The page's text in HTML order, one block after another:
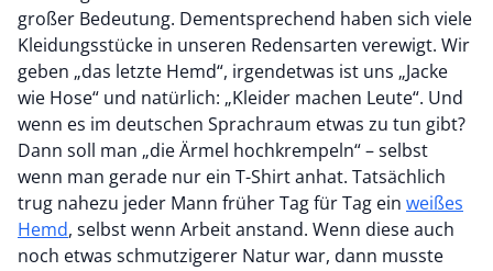
großer Bedeutung. Dementsprechend haben sich viele
Kleidungsstücke in unseren Redensarten verewigt. Wir
geben „das letzte Hemd“, irgendetwas ist uns „Jacke
wie Hose“ und natürlich: „Kleider machen Leute“. Und
wenn es im deutschen Sprachraum etwas zu tun gibt?
Dann soll man „die Ärmel hochkrempeln“ – selbst
wenn man gerade nur ein T-Shirt anhat. Tatsächlich
trug nahezu jeder Mann früher Tag für Tag ein weißes
Hemd, selbst wenn Arbeit anstand. Wenn diese auch
noch etwas schmutzigerer Natur war, dann musste